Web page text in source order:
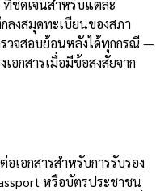
ที่ชัดเจนสำหรับแต่ละ
ลงสมุดทะเบียนของสภา
วจสอบย้อนหลังได้ทุกกรณี —
อกสารเมื่อมีข้อสงสัยจาก
เอกสารสำหรับการรับรอง
หรือบัตรประชาชน